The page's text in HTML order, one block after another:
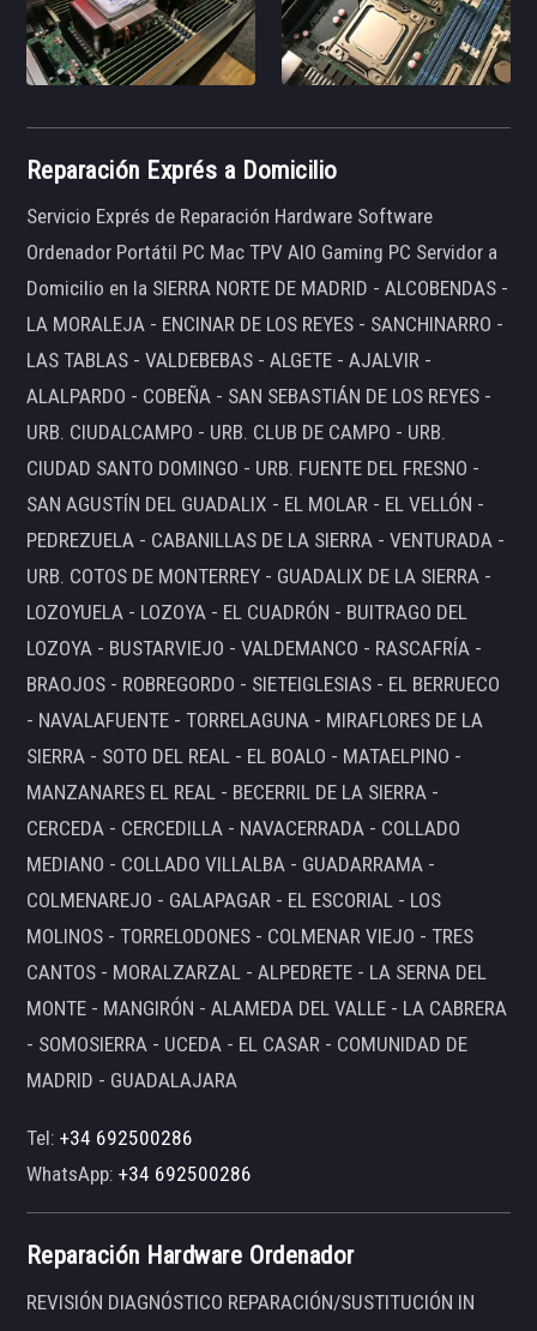
Reparación Exprés a Domicilio
Servicio Exprés de Reparación Hardware Software
Ordenador Portátil PC Mac TPV AIO Gaming PC Servidor a
Domicilio en la SIERRA NORTE DE MADRID - ALCOBENDAS -
LA MORALEJA - ENCINAR DE LOS REYES - SANCHINARRO -
LAS TABLAS - VALDEBEBAS - ALGETE - AJALVIR -
ALALPARDO - COBEÑA - SAN SEBASTIÁN DE LOS REYES -
URB. CIUDALCAMPO - URB. CLUB DE CAMPO - URB.
CIUDAD SANTO DOMINGO - URB. FUENTE DEL FRESNO -
SAN AGUSTÍN DEL GUADALIX - EL MOLAR - EL VELLÓN -
PEDREZUELA - CABANILLAS DE LA SIERRA - VENTURADA -
URB. COTOS DE MONTERREY - GUADALIX DE LA SIERRA -
LOZOYUELA - LOZOYA - EL CUADRÓN - BUITRAGO DEL
LOZOYA - BUSTARVIEJO - VALDEMANCO - RASCAFRÍA -
BRAOJOS - ROBREGORDO - SIETEIGLESIAS - EL BERRUECO
- NAVALAFUENTE - TORRELAGUNA - MIRAFLORES DE LA
SIERRA - SOTO DEL REAL - EL BOALO - MATAELPINO -
MANZANARES EL REAL - BECERRIL DE LA SIERRA -
CERCEDA - CERCEDILLA - NAVACERRADA - COLLADO
MEDIANO - COLLADO VILLALBA - GUADARRAMA -
COLMENAREJO - GALAPAGAR - EL ESCORIAL - LOS
MOLINOS - TORRELODONES - COLMENAR VIEJO - TRES
CANTOS - MORALZARZAL - ALPEDRETE - LA SERNA DEL
MONTE - MANGIRÓN - ALAMEDA DEL VALLE - LA CABRERA
- SOMOSIERRA - UCEDA - EL CASAR - COMUNIDAD DE
MADRID - GUADALAJARA
Tel:+34 692500286
WhatsApp:+34 692500286
Reparación Hardware Ordenador
REVISIÓN DIAGNÓSTICO REPARACIÓN/SUSTITUCIÓN IN